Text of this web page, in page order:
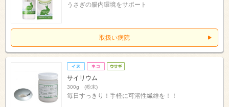
うさぎの腸内環境をサポート
取扱い病院
サイリウム
300g (粉末)
毎日すっきり！手軽に可溶性繊維を！！